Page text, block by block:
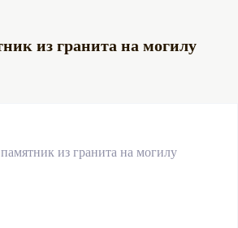
из гранита на могилу